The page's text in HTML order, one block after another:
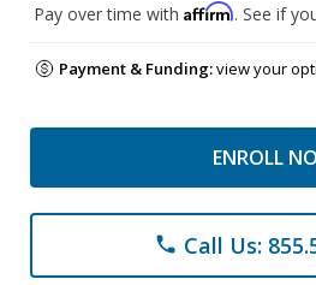
Pay over time with Affirm. See if
Payment & Funding:view your
ENROLL
phone Call Us: